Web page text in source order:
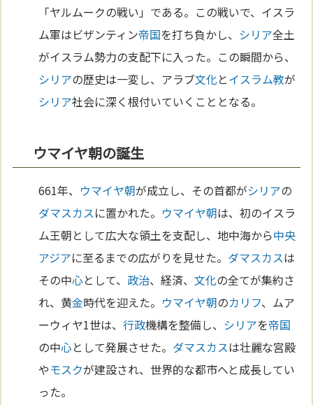
「ヤルムークの戦い」である。この戦いで、イスラ
ム軍はビザンティン帝国を打ち負かし、 シリア全土
がイスラム勢力の支配下に入った。この瞬間から、
シリアの歴史は一変し、アラブ文化とイスラム教が
シリア社会に深く根付いていくこととなる。
ウマイヤ朝の誕生
661年、 ウマイヤ朝が成立し、その首都がシリアの
ダマスカスに置かれた。 ウマイヤ朝は、初のイスラ
ム王朝として広大な領土を支配し、地中海から中央
アジアに至るまでの広がりを見せた。 ダマスカスは
その中心として、 政治、経済、文化の全てが集約さ
れ、黄金時代を迎えた。 ウマイヤ朝のカリフ、ムア
ーウィヤ1世は、行政機構を整備し、 シリアを帝国
の中心として発展させた。 ダマスカスは壮麗な宮殿
やモスクが建設され、世界的な都市へと成長してい
った。